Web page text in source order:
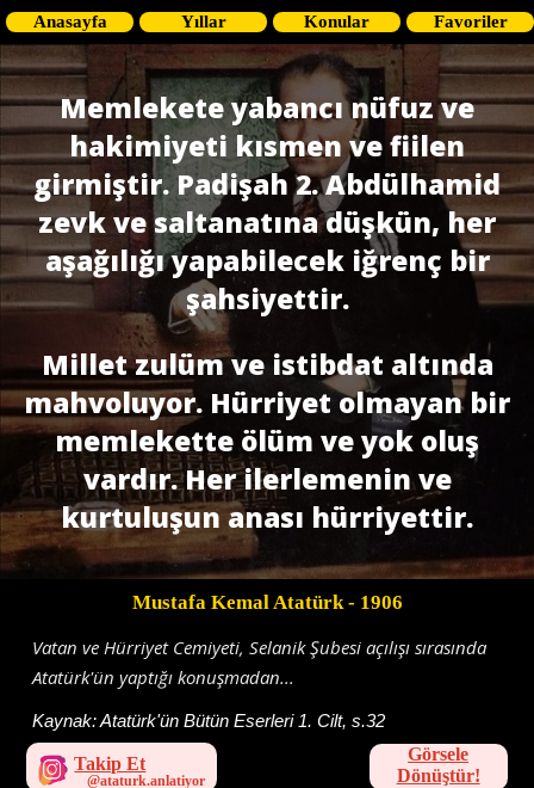
Anasayfa Yıllar Konular Favoriler
Memlekete yabancı nüfuz ve
hakimiyeti kısmen ve fiilen
girmiştir. Padişah 2. Abdülhamid
zevk ve saltanatına düşkün, her
aşağılığı yapabilecek iğrenç bir
şahsiyettir.
Millet zulüm ve istibdat altında
mahvoluyor. Hürriyet olmayan bir
memlekette ölüm ve yok oluş
vardır. Her ilerlemenin ve
kurtuluşun anası hürriyettir.
Mustafa Kemal Atatürk- 1906
Vatan ve Hürriyet Cemiyeti, Selanik Şubesi açılışı sırasında
Atatürk'ün yaptığı konuşmadan...
Kaynak:Atatürk'ün Bütün Eserleri 1. Cilt, s.32
Takip Et
Görsele
Dönüştür!